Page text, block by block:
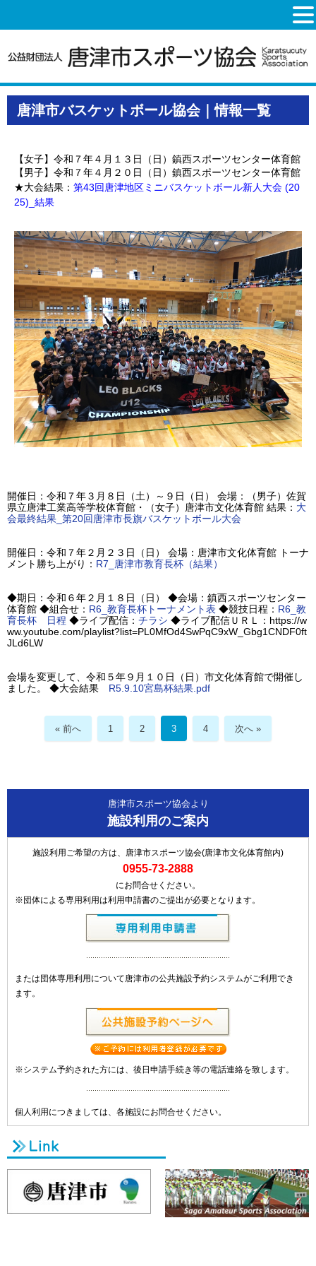
唐津市バスケットボール協会｜情報一覧
【女子】令和７年４月１３日（日）鎮西スポーツセンター体育館
【男子】令和７年４月２０日（日）鎮西スポーツセンター体育館
★大会結果： 第43回唐津地区ミニバスケットボール新人大会 (20
25)_結果
開催日：令和７年３月８日（土）～９日（日） 会場：（男子）佐賀
県立唐津工業高等学校体育館・（女子）唐津市文化体育館 結果： 大
会最終結果_第20回唐津市長旗バスケットボール大会
開催日：令和７年２月２３日（日） 会場：唐津市文化体育館 トーナ
メント勝ち上がり： R7_唐津市教育長杯（結果）
◆期日：令和６年２月１８日（日） ◆会場：鎮西スポーツセンター
体育館 ◆組合せ： R6_教育長杯トーナメント表 ◆競技日程： R6_教
育長杯 日程 ◆ライブ配信： チラシ ◆ライブ配信ＵＲＬ：https://w
ww.youtube.com/playlist?list=PL0MfOd4SwPqC9xW_Gbg1CNDF0ft
JLd6LW
会場を変更して、令和５年９月１０日（日）市文化体育館で開催し
ました。 ◆大会結果
R5.9.10宮島杯結果.pdf
« 前へ 1 2 3 4 次へ »
唐津市スポーツ協会より
施設利用のご案内
施設利用ご希望の方は、唐津市スポーツ協会(唐津市文化体育館内)
0955-73-2888
にお問合せください。
※団体による専用利用は利用申請書のご提出が必要となります。
または団体専用利用について唐津市の公共施設予約システムがご利用でき
ます。
※システム予約された方には、後日申請手続き等の電話連絡を致します。
個人利用につきましては、各施設にお問合せください。